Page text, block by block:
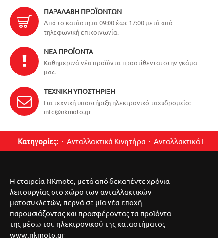
ΠΑΡΑΛΑΒΉ ΠΡΟΪΌΝΤΩΝ
Από το κατάστημα 09:00 έως 17:00 μετά από
τηλεφωνική επικοινωνία.
ΝΈΑ ΠΡΟΪΌΝΤΑ
Καθημερινά νέα προϊόντα προστίθενται στην γκάμα
μας.
ΤΕΧΝΙΚΉ ΥΠΟΣΤΉΡΙΞΗ
Για τεχνική υποστήριξη ηλεκτρονικό ταχυδρομείο:
info@nkmoto.gr
Κατηγορίες: Ανταλλακτικά Κινητήρα Ανταλλακτικά
Η εταιρεία NKmoto, μετά από δεκαπέντε χρόνια
λειτουργίας στο χώρο των ανταλλακτικών
μοτοσυκλετών, περνά σε μία νέα εποχή
παρουσιάζοντας και προσφέροντας τα προϊόντα
της μέσω του ηλεκτρονικού της καταστήματος
www.nkmoto.gr